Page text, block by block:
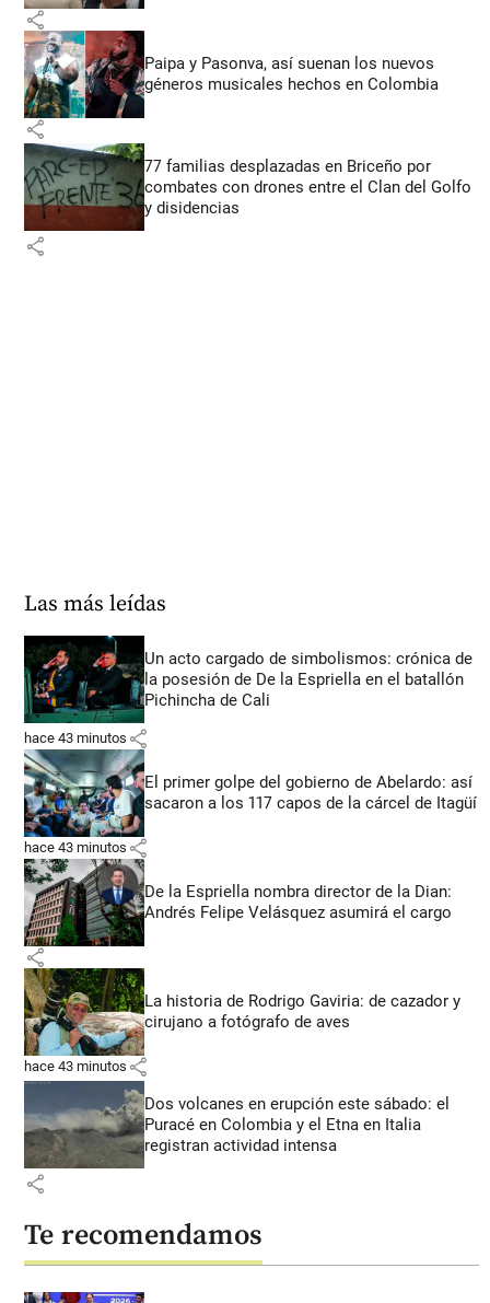
share
Paipa y Pasonva, así suenan los nuevos
géneros musicales hechos en Colombia
share
77 familias desplazadas en Briceño por
combates con drones entre el Clan del Golfo
y disidencias
share
Las más leídas
Un acto cargado de simbolismos: crónica de
la posesión de De la Espriella en el batallón
Pichincha de Cali
hace 43 minutos share
El primer golpe del gobierno de Abelardo: así
sacaron a los 117 capos de la cárcel de Itagüí
hace 43 minutos share
De la Espriella nombra director de la Dian:
Andrés Felipe Velásquez asumirá el cargo
share
La historia de Rodrigo Gaviria: de cazador y
cirujano a fotógrafo de aves
hace 43 minutos share
Dos volcanes en erupción este sábado: el
Puracé en Colombia y el Etna en Italia
registran actividad intensa
share
Te recomendamos